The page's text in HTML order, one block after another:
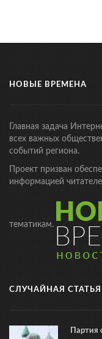
НОВЫЕ ВРЕМЕНА
Главная задача
всех важных
событий региона.
Проект призван
информацией
тематикам.
СЛУЧАЙНАЯ СТАТЬЯ
Партия